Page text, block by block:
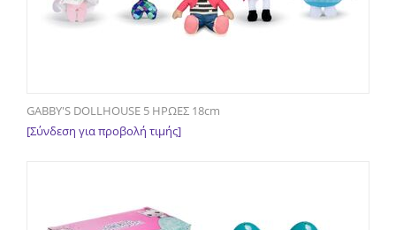
GABBY'S DOLLHOUSE 5 ΗΡΩΕΣ 18cm
[Σύνδεση για προβολή τιμής]